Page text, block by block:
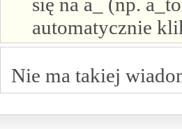
automatycznie
Nie ma takiej